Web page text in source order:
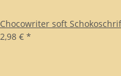
Chocowriter soft
2,98 € *